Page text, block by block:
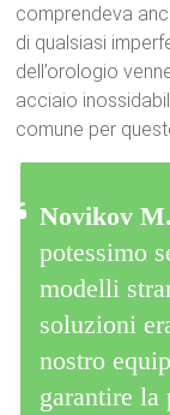
comprendeva
di qualsiasi
dell’orologio
acciaio
comune per
Novikov
potessimo
modelli
soluzioni
nostro
garantire la